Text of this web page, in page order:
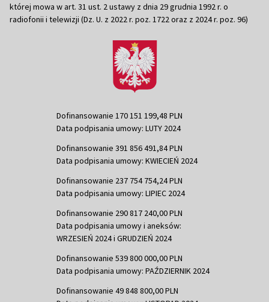
której mowa w art. 31 ust. 2 ustawy z dnia 29 grudnia 1992 r. o
radiofonii i telewizji (Dz. U. z 2022 r. poz. 1722 oraz z 2024 r. poz. 96)
Dofinansowanie 170 151 199,48 PLN
Data podpisania umowy: LUTY 2024
Dofinansowanie 391 856 491,84 PLN
Data podpisania umowy: KWIECIEŃ 2024
Dofinansowanie 237 754 754,24 PLN
Data podpisania umowy: LIPIEC 2024
Dofinansowanie 290 817 240,00 PLN
Data podpisania umowy i aneksów:
WRZESIEŃ 2024 i GRUDZIEŃ 2024
Dofinansowanie 539 800 000,00 PLN
Data podpisania umowy: PAŹDZIERNIK 2024
Dofinansowanie 49 848 800,00 PLN